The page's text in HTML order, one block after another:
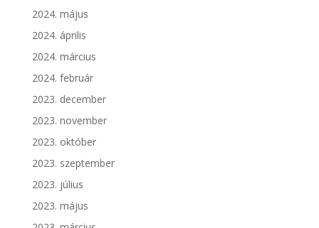
2024. május
2024. április
2024. március
2024. február
2023. december
2023. november
2023. október
2023. szeptember
2023. július
2023. május